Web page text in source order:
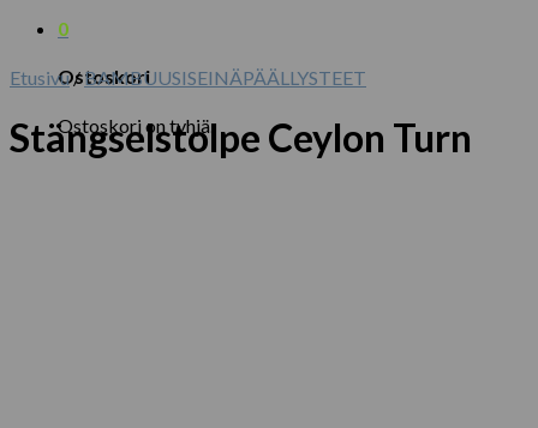
0
Ostoskori
Ostoskori on tyhjä.
Etusivu / BAMBUUSISEINÄPÄÄLLYSTEET
Stängselstolpe Ceylon Turn